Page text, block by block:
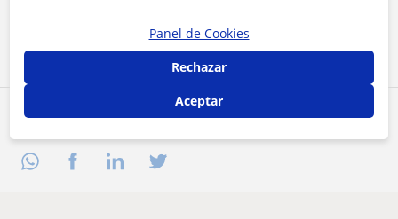
Comparte a este profesor
Contactar ahora
Panel de Cookies
Rechazar
Aceptar